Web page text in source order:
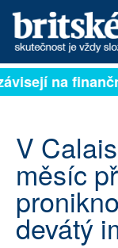
PŘIHLÁSIT
ARCHIV
ROZHOVORY
TÉMATA
na
V
měsíc
devátý